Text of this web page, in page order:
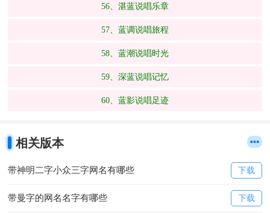
56、湛蓝说唱乐章
57、蓝调说唱旅程
58、蓝潮说唱时光
59、深蓝说唱记忆
60、蓝影说唱足迹
相关版本
带神明二字小众三字网名有哪些 下载
带曼字的网名名字有哪些 下载